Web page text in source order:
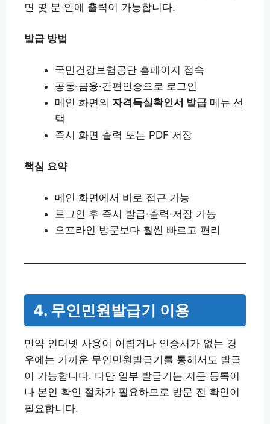
면 몇 분 안에 출력이 가능합니다.
발급 방법
국민건강보험공단 홈페이지 접속
공동·금융·간편인증으로 로그인
메인 화면의 자격득실확인서 발급 메뉴 선
택
즉시 화면 출력 또는 PDF 저장
핵심 요약
메인 화면에서 바로 접근 가능
로그인 후 즉시 발급·출력·저장 가능
오프라인 방문보다 훨씬 빠르고 편리
4. 무인민원발급기 이용
만약 인터넷 사용이 어렵거나 인증서가 없는 경
우에는 가까운 무인민원발급기를 통해서도 발급
이 가능합니다. 다만 일부 발급기는 지문 등록이
나 본인 확인 절차가 필요하므로 방문 전 확인이
필요합니다.